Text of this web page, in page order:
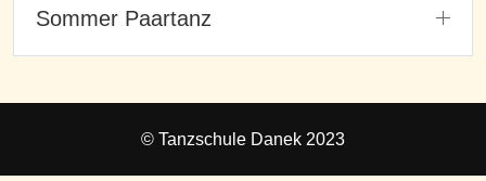
Sommer Paartanz
© Tanzschule Danek 2023